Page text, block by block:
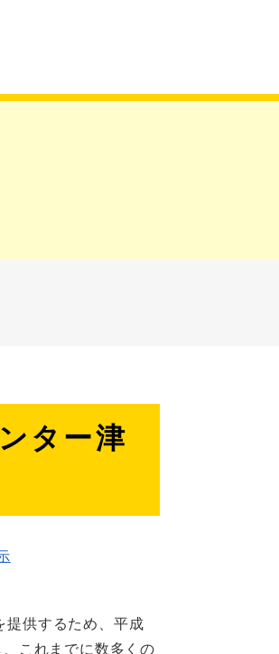
ター津
提供するため、平成
これまでに数多くの